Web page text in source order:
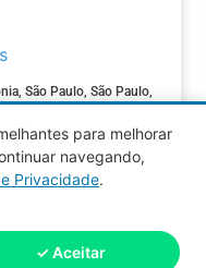
São Paulo, São Paulo,
para melhorar
navegando,
Privacidade.
✓ Aceitar